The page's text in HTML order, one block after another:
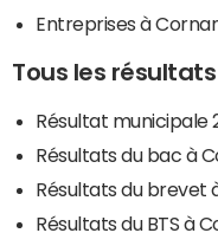
Entreprises à
Tous les
Résultat municipale
Résultats du bac à
Résultats du brevet
Résultats du BTS à